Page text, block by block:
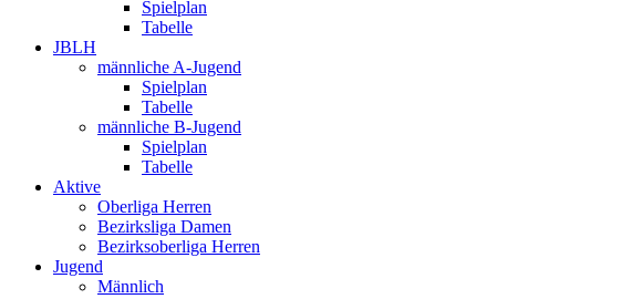
Spielplan
Tabelle
JBLH
männliche A-Jugend
Spielplan
Tabelle
männliche B-Jugend
Spielplan
Tabelle
Aktive
Oberliga Herren
Bezirksliga Damen
Bezirksoberliga Herren
Jugend
Männlich